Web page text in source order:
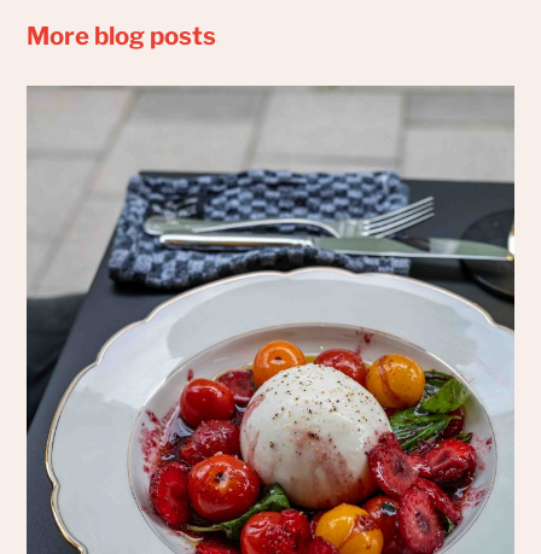
More blog posts